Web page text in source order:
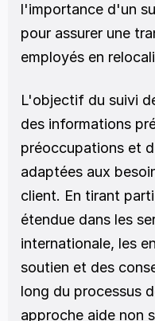
l'importance d'un
pour assurer une
employés en
L'objectif du suivi
des informations
préoccupations et
adaptées aux
client. En tirant
étendue dans les
internationale, les
soutien et des
long du processus
approche aide non